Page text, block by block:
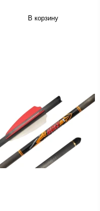
В корзину